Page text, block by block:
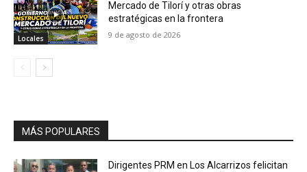
Locales
Mercado de Tilorí y otras obras
estratégicas en la frontera
9 de agosto de 2026
MÁS POPULARES
Dirigentes PRM en Los Alcarrizos felicitan